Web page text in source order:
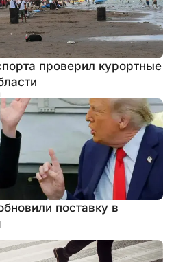
проверил курортные
поставку в